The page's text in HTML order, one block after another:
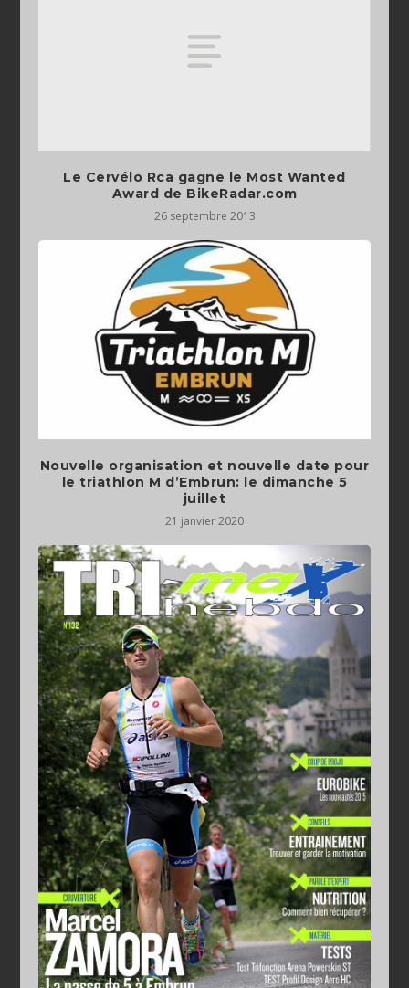
Le Cervélo Rca gagne le Most Wanted
Award‏ de BikeRadar.com
26 septembre 2013
Nouvelle organisation et nouvelle date pour
le triathlon M d’Embrun: le dimanche 5
juillet
21 janvier 2020